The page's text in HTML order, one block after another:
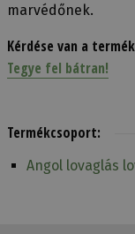
marvédőnek.
Kérdése van a
Tegye fel bátran!
Termékcsoport:
Angol lovaglás